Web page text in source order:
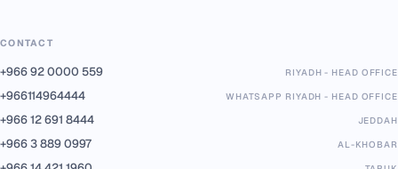
CONTACT
+966 92 0000 559 RIYADH - HEAD OFFICE
+966114964444 WHATSAPP RIYADH - HEAD OFFICE
+966 12 691 8444 JEDDAH
+966 3 889 0997 AL-KHOBAR